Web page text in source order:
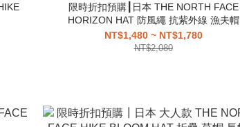
限時折扣預購┃日本 THE NORTH FACE
HORIZON HAT 防風繩 抗紫外線 漁夫帽
NT$1,480 ~ NT$1,780
NT$2,080